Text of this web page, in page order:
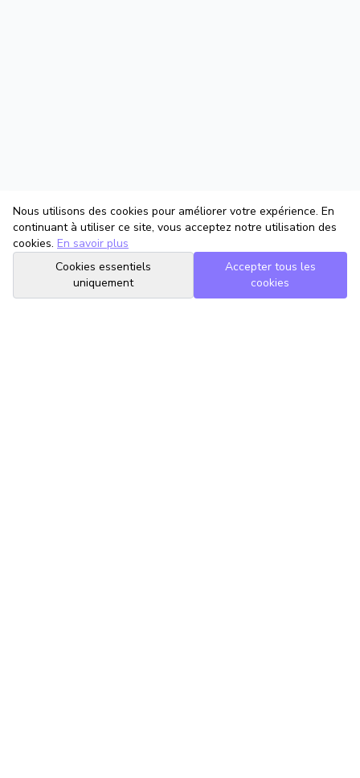
Nous utilisons des cookies pour améliorer votre expérience. En
continuant à utiliser ce site, vous acceptez notre utilisation des
cookies. En savoir plus
Cookies essentiels
uniquement
Accepter tous les
cookies